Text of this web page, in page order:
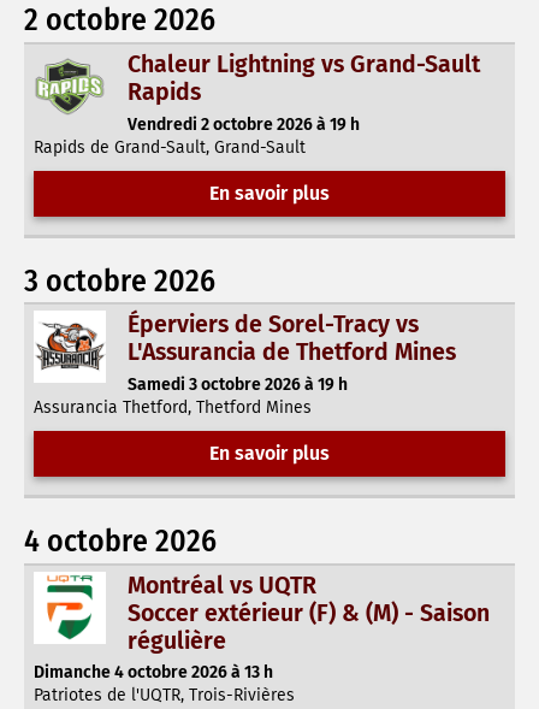
2 octobre 2026
Chaleur Lightning vs Grand-Sault
Rapids
Vendredi 2 octobre 2026 à 19 h
Rapids de Grand-Sault, Grand-Sault
En savoir plus
3 octobre 2026
Éperviers de Sorel-Tracy vs
L'Assurancia de Thetford Mines
Samedi 3 octobre 2026 à 19 h
Assurancia Thetford, Thetford Mines
En savoir plus
4 octobre 2026
Montréal vs UQTR
Soccer extérieur (F) & (M) - Saison
régulière
Dimanche 4 octobre 2026 à 13 h
Patriotes de l'UQTR, Trois-Rivières